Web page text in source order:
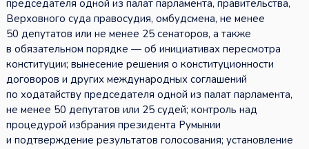
председателя одной из палат парламента, правительства,
Верховного суда правосудия, омбудсмена, не менее
50 депутатов или не менее 25 сенаторов, а также
в обязательном порядке — об инициативах пересмотра
конституции; вынесение решения о конституционности
договоров и других международных соглашений
по ходатайству председателя одной из палат парламента,
не менее 50 депутатов или 25 судей; контроль над
процедурой избрания президента Румынии
и подтверждение результатов голосования; установление